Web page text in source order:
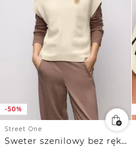
-50%
Street One
Sweter szenilowy bez rękawów